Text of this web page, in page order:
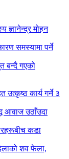
ज्ञानेन्द्र मोहन
समस्यामा पर्ने
बन्दै गएको
उत्कृष्ठ कार्य गर्ने ३
आवाज उठाँउदा
कडा
शव फेला,